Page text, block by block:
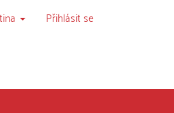
Přihlásit se